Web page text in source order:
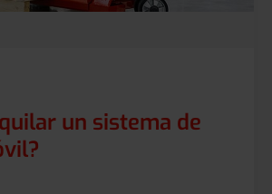
un sistema de